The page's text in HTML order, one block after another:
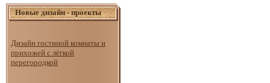
Новые дизайн - проекты
Дизайн гостиной комнаты и
прихожей с лёгкой
перегородкой